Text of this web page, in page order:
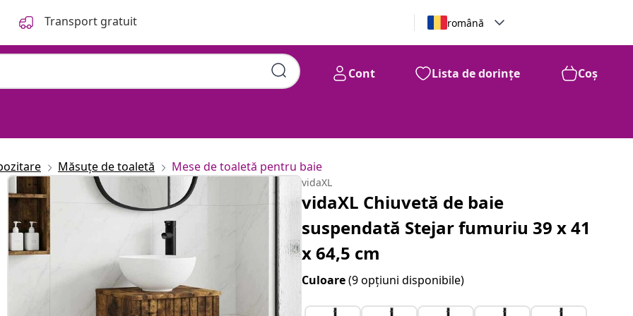
Transport gratuit română
Cont Lista de dorințe Coș
Măsuțe de toaletă Mese de toaletă pentru baie
vidaXL
vidaXL Chiuvetă de baie
suspendată Stejar fumuriu 39 x 41
x 64,5 cm
Culoare(9 opțiuni disponibile)